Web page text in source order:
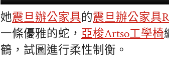
她震旦辦公家具的震旦辦公家具
一條優雅的蛇， 亞梭Artso工學椅
鶴，試圖進行柔性制衡。